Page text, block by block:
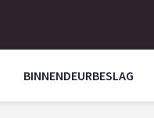
BINNENDEURBESLAG